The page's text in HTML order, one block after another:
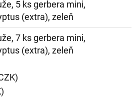
5 ks gerbera mini,
(extra), zeleň
7 ks gerbera mini,
(extra), zeleň